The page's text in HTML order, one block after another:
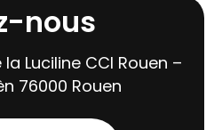
nous
Luciline CCI Rouen –
76000 Rouen